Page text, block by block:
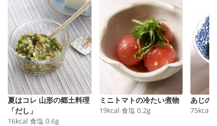
夏はコレ 山形の郷土料理
「だし」
16kcal 食塩 0.6g
ミニトマトの冷たい煮物
19kcal 食塩 0.2g
あじの
75kcal